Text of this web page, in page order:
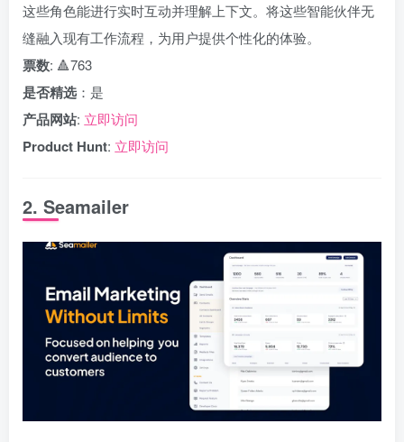
这些角色能进行实时互动并理解上下文。将这些智能伙伴无
缝融入现有工作流程，为用户提供个性化的体验。
票数: 🔺763
是否精选 ：是
产品网站: 立即访问
Product Hunt: 立即访问
2. Seamailer